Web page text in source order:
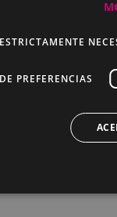
PREFERENCIAS